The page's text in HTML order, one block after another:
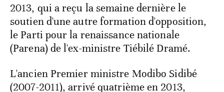
2013, qui a reçu la semaine dernière le
soutien d'une autre formation d'opposition,
le Parti pour la renaissance nationale
(Parena) de l'ex-ministre Tiébilé Dramé.
L'ancien Premier ministre Modibo Sidibé
(2007-2011), arrivé quatrième en 2013,